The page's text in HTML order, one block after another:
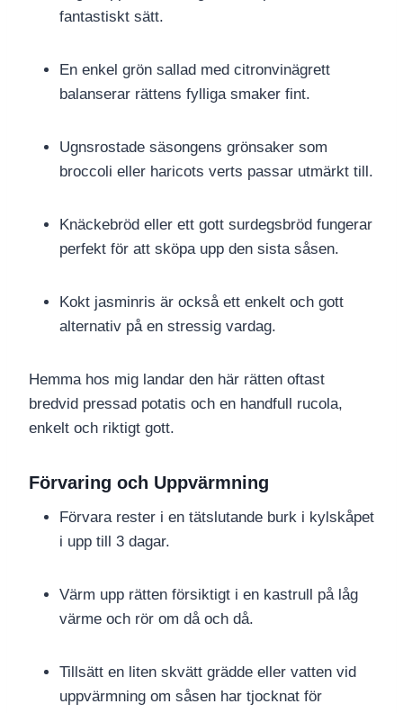
fantastiskt sätt.
En enkel grön sallad med citronvinägrett
balanserar rättens fylliga smaker fint.
Ugnsrostade säsongens grönsaker som
broccoli eller haricots verts passar utmärkt till.
Knäckebröd eller ett gott surdegsbröd fungerar
perfekt för att sköpa upp den sista såsen.
Kokt jasminris är också ett enkelt och gott
alternativ på en stressig vardag.
Hemma hos mig landar den här rätten oftast
bredvid pressad potatis och en handfull rucola,
enkelt och riktigt gott.
Förvaring och Uppvärmning
Förvara rester i en tätslutande burk i kylskåpet
i upp till 3 dagar.
Värm upp rätten försiktigt i en kastrull på låg
värme och rör om då och då.
Tillsätt en liten skvätt grädde eller vatten vid
uppvärmning om såsen har tjocknat för